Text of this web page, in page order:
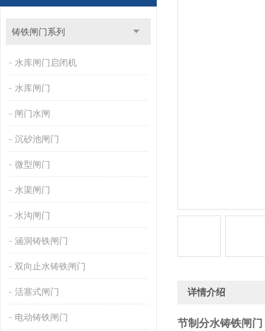
铸铁闸门系列
水库闸门启闭机
水库闸门
闸门水闸
沉砂池闸门
微型闸门
水渠闸门
水沟闸门
涵洞铸铁闸门
双向止水铸铁闸门
活塞式闸门
电动铸铁闸门
详情介绍
节制分水铸铁闸